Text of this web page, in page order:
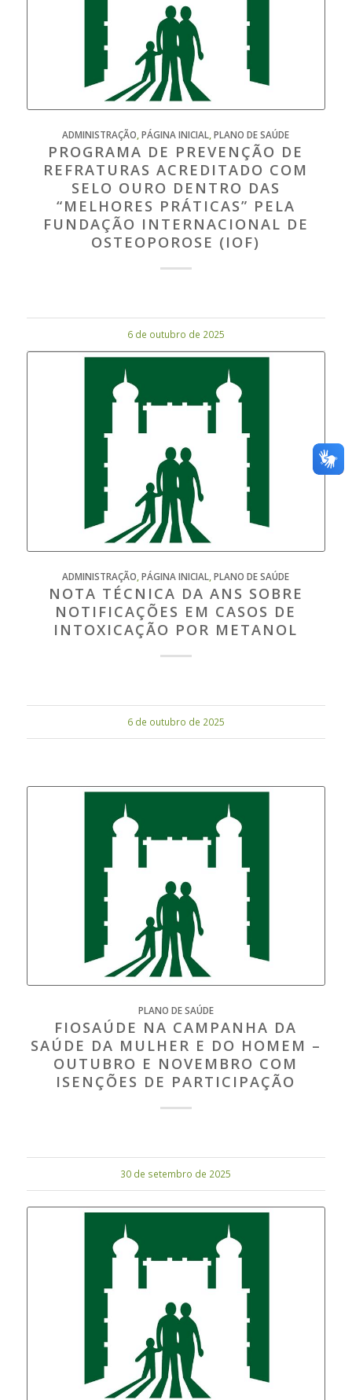
ADMINISTRAÇÃO,PÁGINA INICIAL,PLANO DE SAÚDE
PROGRAMA DE PREVENÇÃO DE
REFRATURAS ACREDITADO COM
SELO OURO DENTRO DAS
“MELHORES PRÁTICAS” PELA
FUNDAÇÃO INTERNACIONAL DE
OSTEOPOROSE (IOF)
6 de outubro de 2025
ADMINISTRAÇÃO ,PÁGINA INICIAL ,PLANO DE SAÚDE
NOTA TÉCNICA DA ANS SOBRE
NOTIFICAÇÕES EM CASOS DE
INTOXICAÇÃO POR METANOL
6 de outubro de 2025
PLANO DE SAÚDE
FIOSAÚDE NA CAMPANHA DA
SAÚDE DA MULHER E DO HOMEM –
OUTUBRO E NOVEMBRO COM
ISENÇÕES DE PARTICIPAÇÃO
30 de setembro de 2025